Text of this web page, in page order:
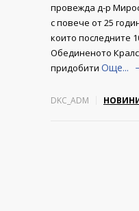
провежда д-р
с повече от 25
които последните
Обединеното
придобити Още...
DKC_ADM